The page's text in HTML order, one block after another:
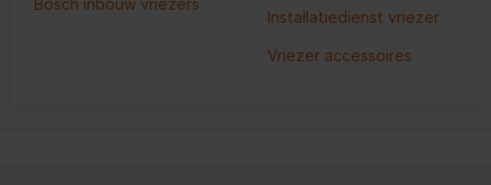
Bosch inbouw vriezers
Installatiedienst vriezer
Vriezer accessoires